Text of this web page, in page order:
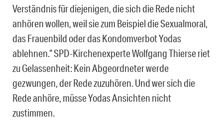
Verständnis für diejenigen, die sich die Rede nicht
anhören wollen, weil sie zum Beispiel die Sexualmoral,
das Frauenbild oder das Kondomverbot Yodas
ablehnen.“ SPD-Kirchenexperte Wolfgang Thierse riet
zu Gelassenheit: Kein Abgeordneter werde
gezwungen, der Rede zuzuhören. Und wer sich die
Rede anhöre, müsse Yodas Ansichten nicht
zustimmen.